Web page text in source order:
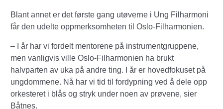
Blant annet er det første gang utøverne i Ung Filharmoni
får den udelte oppmerksomheten til Oslo-Filharmonien.
– I år har vi fordelt mentorene på instrumentgruppene,
men vanligvis ville Oslo-Filharmonien ha brukt
halvparten av uka på andre ting. I år er hovedfokuset på
ungdommene. Nå har vi tid til fordypning ved å dele opp
orkesteret i blås og stryk under noen av prøvene, sier
Båtnes.